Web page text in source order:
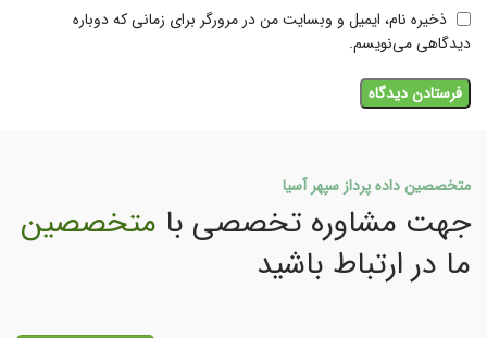
ذخیره نام، ایمیل و وبسایت من در مرورگر برای زمانی که دوباره
دیدگاهی می‌نویسم.
متخصصین داده پرداز سپهر آسیا
جهت مشاوره تخصصی با متخصصین
ما در ارتباط باشید